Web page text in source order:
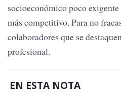
socioeconómico poco
más competitivo. Para no
colaboradores que se
profesional.
EN ESTA NOTA